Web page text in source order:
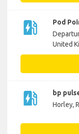
ev_station
Pod
United
ev_station
bp
Horley,